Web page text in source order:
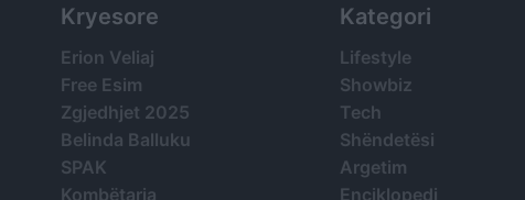
Kryesore
Erion Veliaj
Free Esim
Zgjedhjet 2025
Belinda Balluku
SPAK
Kombëtarja
Kategori
Lifestyle
Showbiz
Tech
Shëndetësi
Argetim
Enciklopedi